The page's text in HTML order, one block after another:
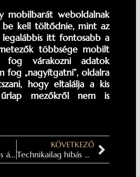
mobilbarát weboldalnak
be kell töltődnie, mint az
legalábbis itt fontosabb a
többsége mobilt
fog várakozni adatok
fog „nagyítgatni”, oldalra
hogy eltalálja a kis
mezőkről nem is
Weboldal készítés árak
KÖVETKEZŐ
Technikailag hibás weboldal = hatástalan SEO (és hirdetések)